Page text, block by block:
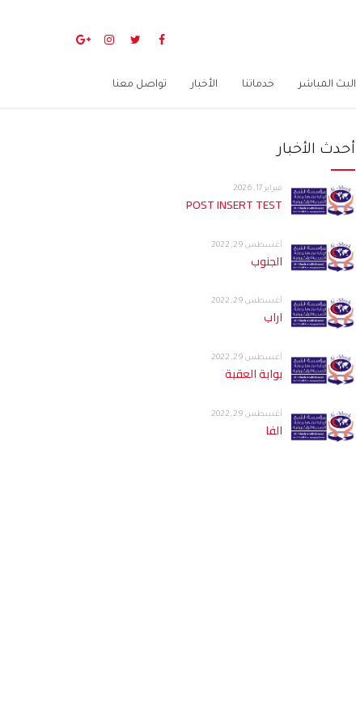
البث المباشر خدماتنا الأخبار تواصل معنا
أحدث الأخبار
فبراير 17, 2026
POST INSERT TEST
أغسطس 29, 2022
الجنوب
أغسطس 29, 2022
اراب
أغسطس 29, 2022
بوابة العقبة
أغسطس 29, 2022
الفا